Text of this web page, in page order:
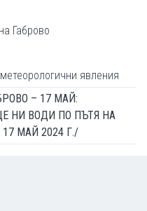
Габрово
явления
– 17 МАЙ:
НИ ВОДИ ПО ПЪТЯ НА
МАЙ 2024 Г./